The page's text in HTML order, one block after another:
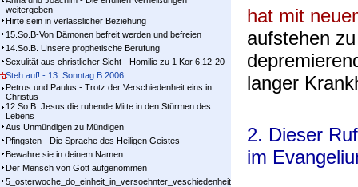
weitergeben
Hirte sein in verlässlicher Beziehung
15.So.B-Von Dämonen befreit werden und befreien
14.So.B. Unsere prophetische Berufung
Sexulität aus christlicher Sicht - Homilie zu 1 Kor 6,12-20
Steh auf! - 13. Sonntag B 2006
Petrus und Paulus - Trotz der Verschiedenheit eins in
Christus
12.So.B. Jesus die ruhende Mitte in den Stürmen des
Lebens
Aus Unmündigen zu Mündigen
Pfingsten - Die Sprache des Heiligen Geistes
Bewahre sie in deinem Namen
Der Mensch von Gott aufgenommen
5_osterwoche_do_einheit_in_versoehnter_veschiedenheit
hat mit
aufstehen
langer
2. Dieser
im